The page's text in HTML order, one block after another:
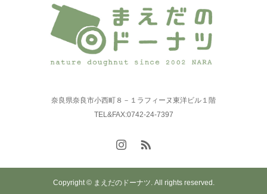
奈良県奈良市小西町８－１ラフィーヌ東洋ビル１階
TEL&FAX:0742-24-7397
Copyright © まえだのドーナツ. All rights reserved.